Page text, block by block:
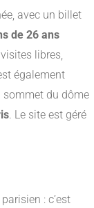
avec un billet
de 26 ans
libres,
également
sommet du dôme
. Le site est géré
: c’est